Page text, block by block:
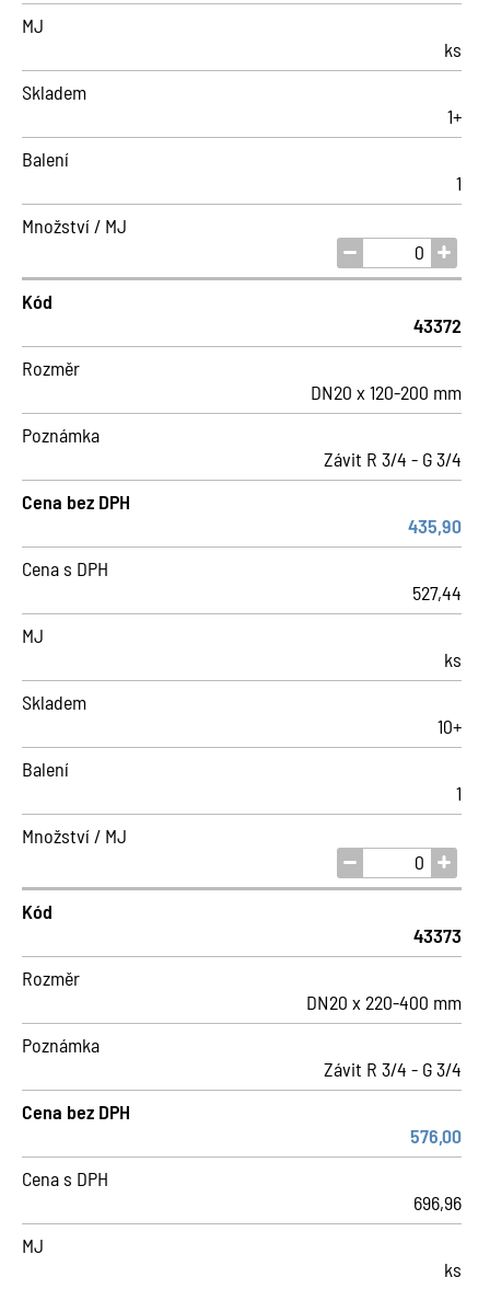
MJ
ks
Skladem
1+
Balení
1
Množství / MJ
Kód
43372
Rozměr
DN20 x 120-200 mm
Poznámka
Závit R 3/4 - G 3/4
Cena bez DPH
435,90
Cena s DPH
527,44
MJ
ks
Skladem
10+
Balení
1
Množství / MJ
Kód
43373
Rozměr
DN20 x 220-400 mm
Poznámka
Závit R 3/4 - G 3/4
Cena bez DPH
576,00
Cena s DPH
696,96
MJ
ks